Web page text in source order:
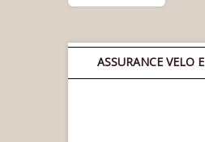
ASSURANCE VELO